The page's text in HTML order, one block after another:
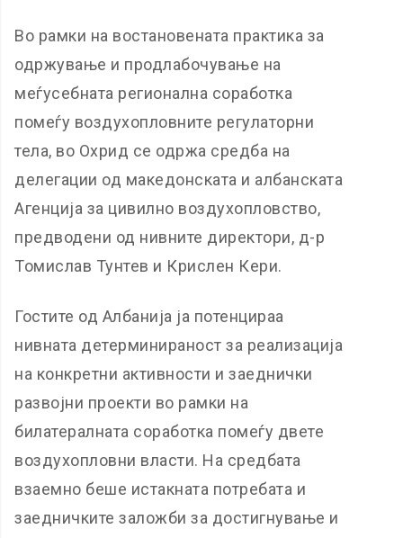
Во рамки на востановената практика за
одржување и продлабочување на
меѓусебната регионална соработка
помеѓу воздухопловните регулаторни
тела, во Охрид се одржа средба на
делегации од македонската и албанската
Агенција за цивилно воздухопловство,
предводени од нивните директори, д-р
Томислав Тунтев и Крислен Кери.
Гостите од Албанија ја потенцираа
нивната детерминираност за реализација
на конкретни активности и заеднички
развојни проекти во рамки на
билатералната соработка помеѓу двете
воздухопловни власти. На средбата
взаемно беше истакната потребата и
заедничките заложби за достигнување и